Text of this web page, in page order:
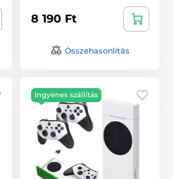
8 190 Ft
Összehasonlítás
Ingyenes szállítás